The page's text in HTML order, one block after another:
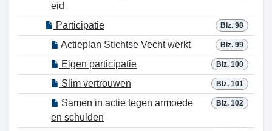
eid
Blz. 98
Participatie
Blz. 99
Actieplan Stichtse Vecht werkt
Blz. 100
Eigen participatie
Blz. 101
Slim vertrouwen
Blz. 102
Samen in actie tegen armoede
en schulden